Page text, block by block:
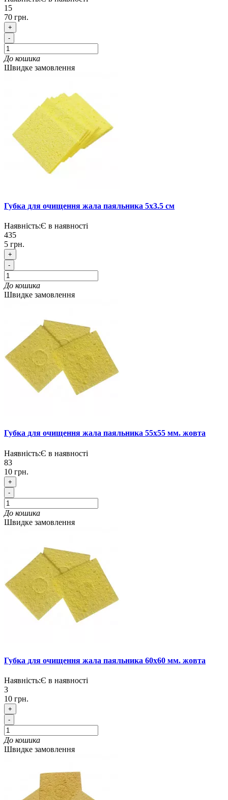
15
70 грн.
+
-
До кошика
Швидке замовлення
Губка для очищення жала паяльника 5х3.5 см
Наявність:Є в наявності
435
5 грн.
+
-
До кошика
Швидке замовлення
Губка для очищення жала паяльника 55х55 мм. жовта
Наявність:Є в наявності
83
10 грн.
+
-
До кошика
Швидке замовлення
Губка для очищення жала паяльника 60х60 мм. жовта
Наявність:Є в наявності
3
10 грн.
+
-
До кошика
Швидке замовлення